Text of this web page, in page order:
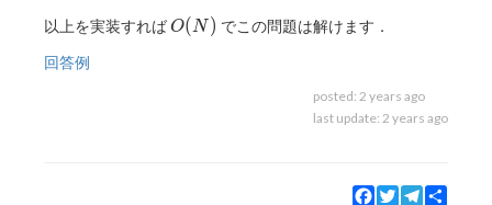
以上を実装すればO(N)
O(N ) でこの問題は解けます．
回答例
posted: 2 years ago
last update: 2 years ago
Facebook
TwitterTelegram